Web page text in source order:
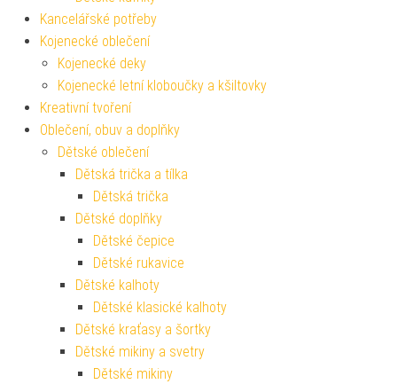
Kancelářské potřeby
Kojenecké oblečení
Kojenecké deky
Kojenecké letní kloboučky a kšiltovky
Kreativní tvoření
Oblečení, obuv a doplňky
Dětské oblečení
Dětská trička a tílka
Dětská trička
Dětské doplňky
Dětské čepice
Dětské rukavice
Dětské kalhoty
Dětské klasické kalhoty
Dětské kraťasy a šortky
Dětské mikiny a svetry
Dětské mikiny